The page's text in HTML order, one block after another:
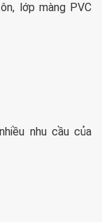
lớp màng PVC
nhu cầu của